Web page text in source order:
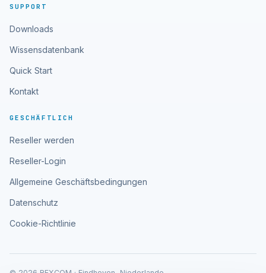
SUPPORT
Downloads
Wissensdatenbank
Quick Start
Kontakt
GESCHÄFTLICH
Reseller werden
Reseller-Login
Allgemeine Geschäftsbedingungen
Datenschutz
Cookie-Richtlinie